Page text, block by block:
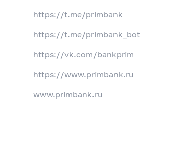
https://t.me/primbank
https://t.me/primbank_bot
https://vk.com/bankprim
https://www.primbank.ru
www.primbank.ru